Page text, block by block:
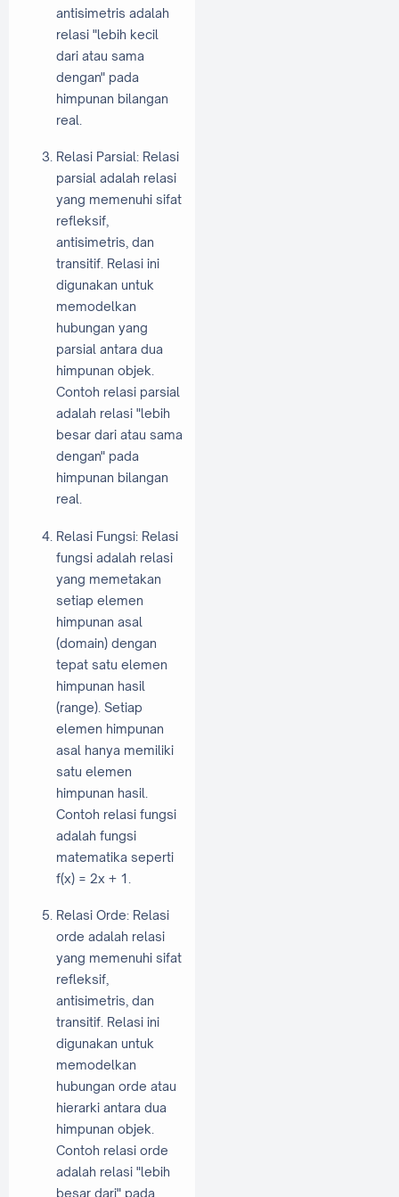
antisimetris adalah
relasi "lebih kecil
dari atau sama
dengan" pada
himpunan bilangan
real.
Relasi Parsial: Relasi
parsial adalah relasi
yang memenuhi sifat
refleksif,
antisimetris, dan
transitif. Relasi ini
digunakan untuk
memodelkan
hubungan yang
parsial antara dua
himpunan objek.
Contoh relasi parsial
adalah relasi "lebih
besar dari atau sama
dengan" pada
himpunan bilangan
real.
Relasi Fungsi: Relasi
fungsi adalah relasi
yang memetakan
setiap elemen
himpunan asal
(domain) dengan
tepat satu elemen
himpunan hasil
(range). Setiap
elemen himpunan
asal hanya memiliki
satu elemen
himpunan hasil.
Contoh relasi fungsi
adalah fungsi
matematika seperti
f(x) = 2x + 1.
Relasi Orde: Relasi
orde adalah relasi
yang memenuhi sifat
refleksif,
antisimetris, dan
transitif. Relasi ini
digunakan untuk
memodelkan
hubungan orde atau
hierarki antara dua
himpunan objek.
Contoh relasi orde
adalah relasi "lebih
besar dari" pada